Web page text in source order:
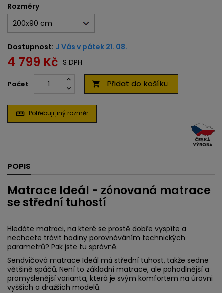
Rozměry
Dostupnost: U Vás v pátek 21. 08.
4 799 Kč S DPH
Počet  Přidat do košíku
straighten Potřebuji jiný rozměr
POPIS
Matrace Ideál - zónovaná matrace
se střední tuhostí
Hledáte matraci, na které se prostě dobře vyspíte a
nechcete trávit hodiny porovnáváním technických
parametrů? Pak jste tu správně.
Sendvičová matrace Ideál má střední tuhost, takže sedne
většině spáčů. Není to základní matrace, ale pohodlnější a
promyšlenější varianta, která je svým komfortem na úrovni
vyšších a dražších modelů.